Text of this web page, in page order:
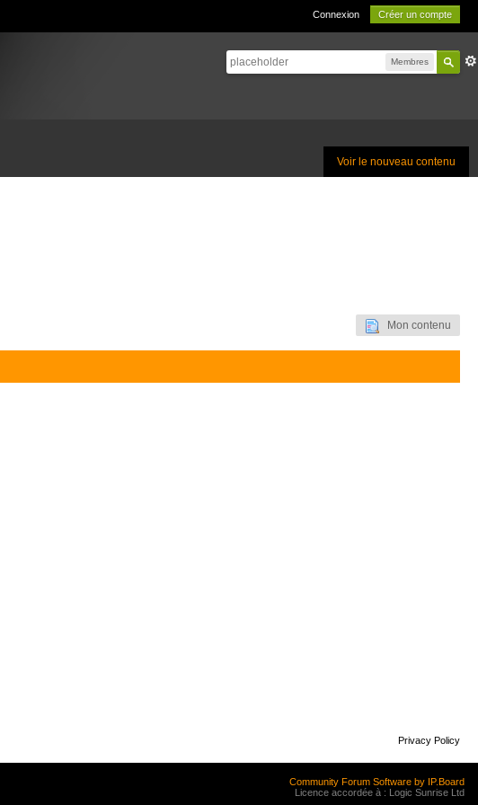
Connexion Créer un compte
Membres
Voir le nouveau contenu
Mon contenu
Privacy Policy
Community Forum Software by IP.Board
Licence accordée à : Logic Sunrise Ltd